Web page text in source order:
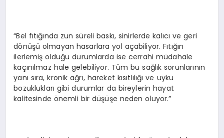
“Bel fıtığında zun süreli baskı, sinirlerde kalıcı ve geri
dönüşü olmayan hasarlara yol açabiliyor. Fıtığın
ilerlemiş olduğu durumlarda ise cerrahi müdahale
kaçınılmaz hale gelebiliyor. Tüm bu sağlık sorunlarının
yanı sıra, kronik ağrı, hareket kısıtlılığı ve uyku
bozuklukları gibi durumlar da bireylerin hayat
kalitesinde önemli bir düşüşe neden oluyor.”